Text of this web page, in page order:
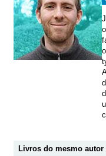
Livros do mesmo